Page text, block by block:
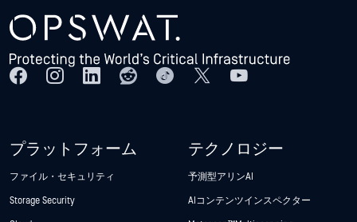
プラットフォーム
ファイル・セキュリティ
Storage Security
テクノロジー
予測型アリンAI
AIコンテンツインスペクター